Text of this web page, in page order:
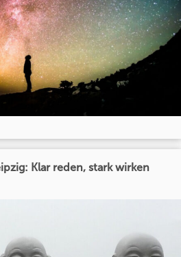
Klar reden, stark wirken